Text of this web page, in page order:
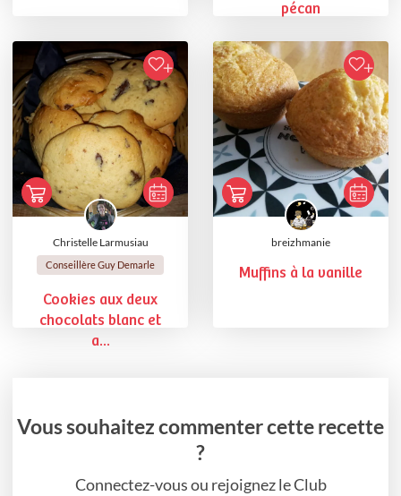
pécan
Christelle Larmusiau
Conseillère Guy Demarle
Cookies aux deux
chocolats blanc et
a...
breizhmanie
Muffins à la vanille
Vous souhaitez commenter cette recette
?
Connectez-vous ou rejoignez le Club